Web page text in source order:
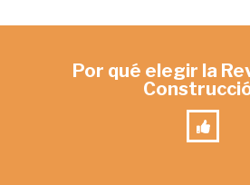
Por qué elegir la